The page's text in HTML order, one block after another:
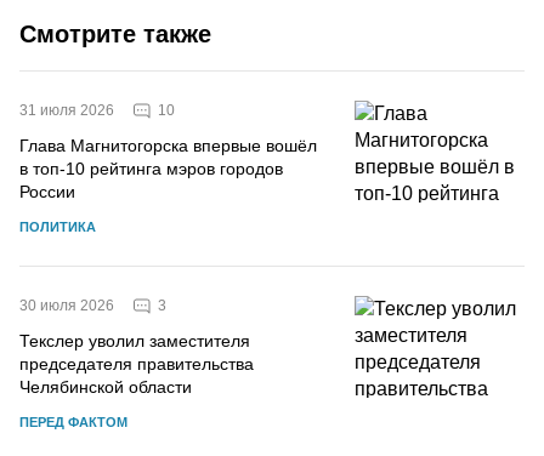
Смотрите также
31 июля 2026 10
Глава Магнитогорска впервые вошёл
в топ-10 рейтинга мэров городов
России
ПОЛИТИКА
30 июля 2026 3
Текслер уволил заместителя
председателя правительства
Челябинской области
ПЕРЕД ФАКТОМ